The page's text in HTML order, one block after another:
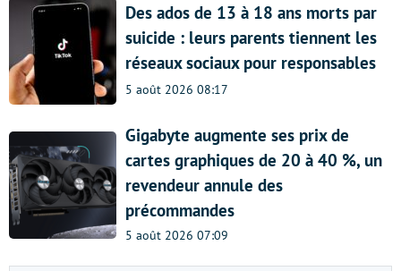
Des ados de 13 à 18 ans morts par
suicide : leurs parents tiennent les
réseaux sociaux pour responsables
5 août 2026 08:17
Gigabyte augmente ses prix de
cartes graphiques de 20 à 40 %, un
revendeur annule des
précommandes
5 août 2026 07:09